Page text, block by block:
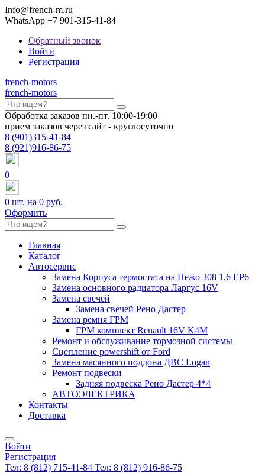
Info@french-m.ru
WhatsApp +7 901-315-41-84
Обратный звонок
Войти
Регистрация
french-motors
french-motors
Обработка заказов пн.-пт. 10:00-19:00
прием заказов через сайт - круглосуточно
8 (901)315-41-84
8 (921)916-86-75
0
0 шт. на 0 руб.
Оформить
Главная
Каталог
Автосервис
Замена Корпуса термостата на Пежо 308 1,6 EP6
Замена основного радиатора Ларгус 16V
Замена свечей
Замена свечей Рено Дастер
Замена ремня ГРМ
ГРМ комплект Renault 16V K4M
Ремонт и обслуживание тормозной системы
Сцепление powershift от Ford
Замена масянного поддона ДВС Logan
Ремонт подвески
Задняя подвеска Рено Дастер 4*4
АВТОЭЛЕКТРИКА
Контакты
Доставка
Войти
Регистрация
Тел: 8 (812) 715-41-84 Тел: 8 (812) 916-86-75